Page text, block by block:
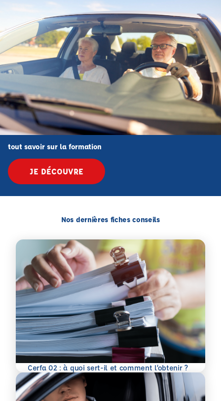
tout savoir sur la formation
JE DÉCOUVRE
Nos dernières fiches conseils
Cerfa 02 : à quoi sert-il et comment l’obtenir ?
En savoir plus